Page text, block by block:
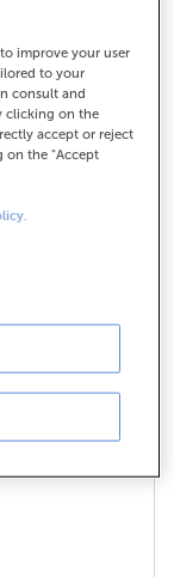
una
desde
tus datos
improve your user
to your
consult and
clicking on the
accept or reject
on the "Accept